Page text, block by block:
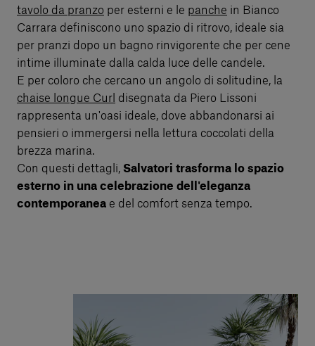
tavolo da pranzo per esterni e le panche in Bianco
Carrara definiscono uno spazio di ritrovo, ideale sia
per pranzi dopo un bagno rinvigorente che per cene
intime illuminate dalla calda luce delle candele.
E per coloro che cercano un angolo di solitudine, la
chaise longue Curl disegnata da Piero Lissoni
rappresenta un'oasi ideale, dove abbandonarsi ai
pensieri o immergersi nella lettura coccolati della
brezza marina.
Con questi dettagli, Salvatori trasforma lo spazio
esterno in una celebrazione dell'eleganza
contemporanea e del comfort senza tempo.